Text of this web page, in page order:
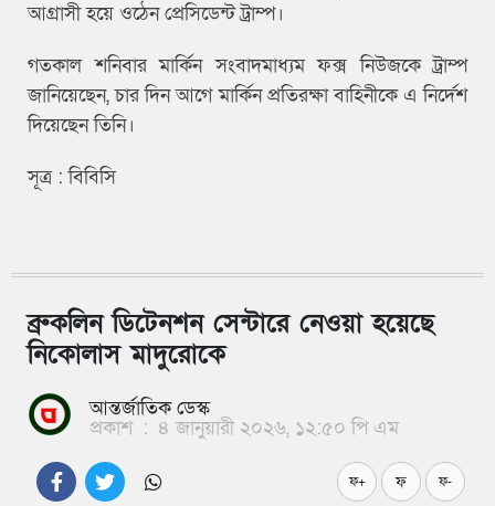
আগ্রাসী হয়ে ওঠেন প্রেসিডেন্ট ট্রাম্প।
গতকাল শনিবার মার্কিন সংবাদমাধ্যম ফক্স নিউজকে ট্রাম্প
জানিয়েছেন, চার দিন আগে মার্কিন প্রতিরক্ষা বাহিনীকে এ নির্দেশ
দিয়েছেন তিনি।
সূত্র : বিবিসি
ব্রুকলিন ডিটেনশন সেন্টারে নেওয়া হয়েছে
নিকোলাস মাদুরোকে
আন্তর্জাতিক ডেস্ক
প্রকাশ : ৪ জানুয়ারী ২০২৬, ১২:৫০ পি এম
ফ+ ফ ফ-